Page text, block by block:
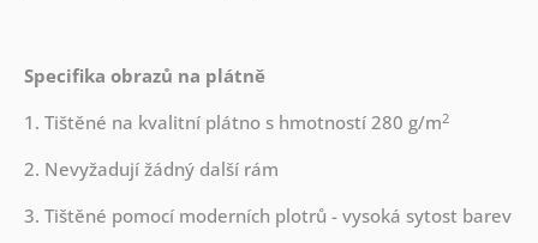
Specifika obrazů na plátně
1. Tištěné na kvalitní plátno s hmotností 280 g/m2
2. Nevyžadují žádný další rám
3. Tištěné pomocí moderních plotrů - vysoká sytost barev